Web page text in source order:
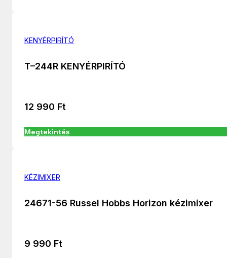
KENYÉRPIRÍTÓ
T–244R KENYÉRPIRÍTÓ
12 990 Ft
Megtekintés
KÉZIMIXER
24671-56 Russel Hobbs Horizon kézimixer
9 990 Ft